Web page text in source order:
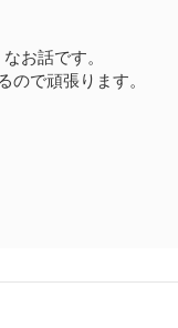
お話です。
で頑張ります。